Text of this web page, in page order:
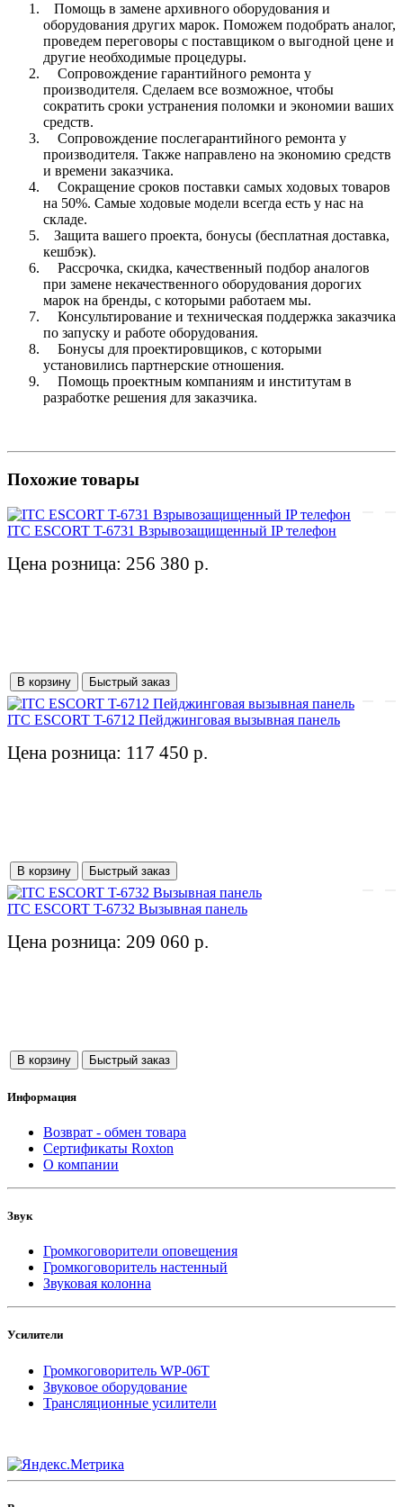
Помощь в замене архивного оборудования и
оборудования других марок. Поможем подобрать аналог,
проведем переговоры с поставщиком о выгодной цене и
другие необходимые процедуры.
Сопровождение гарантийного ремонта у
производителя. Сделаем все возможное, чтобы
сократить сроки устранения поломки и экономии ваших
средств.
Сопровождение послегарантийного ремонта у
производителя. Также направлено на экономию средств
и времени заказчика.
Сокращение сроков поставки самых ходовых товаров
на 50%. Самые ходовые модели всегда есть у нас на
складе.
Защита вашего проекта, бонусы (бесплатная доставка,
кешбэк).
Рассрочка, скидка, качественный подбор аналогов
при замене некачественного оборудования дорогих
марок на бренды, с которыми работаем мы.
Консультирование и техническая поддержка заказчика
по запуску и работе оборудования.
Бонусы для проектировщиков, с которыми
установились партнерские отношения.
Помощь проектным компаниям и институтам в
разработке решения для заказчика.
Похожие товары
ITC ESCORT T-6731 Взрывозащищенный IP телефон
Цена розница: 256 380 р.
В корзину Быстрый заказ
ITC ESCORT T-6712 Пейджинговая вызывная панель
Цена розница: 117 450 р.
В корзину Быстрый заказ
ITC ESCORT T-6732 Вызывная панель
Цена розница: 209 060 р.
В корзину Быстрый заказ
Информация
Возврат - обмен товара
Сертификаты Roxton
О компании
Звук
Громкоговорители оповещения
Громкоговоритель настенный
Звуковая колонна
Усилители
Громкоговоритель WP-06T
Звуковое оборудование
Трансляционные усилители